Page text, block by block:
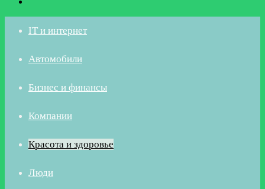
IT и интернет
Автомобили
Бизнес и финансы
Компании
Красота и здоровье
Люди